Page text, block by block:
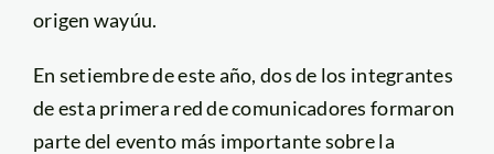
origen wayúu.
En setiembre de este año, dos de los integrantes
de esta primera red de comunicadores formaron
parte del evento más importante sobre la